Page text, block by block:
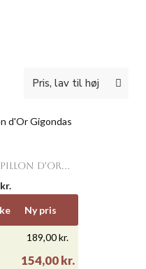
D'OR...
Ny pris
189,00 kr.
154,00 kr.